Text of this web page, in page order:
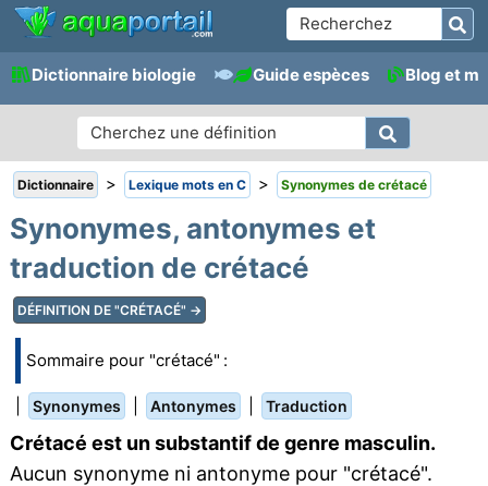
Dictionnaire biologie Guide espèces Blog et
Dictionnaire > Lexique mots en C > Synonymes de crétacé
Synonymes, antonymes et
traduction de crétacé
DÉFINITION DE "CRÉTACÉ" →
Sommaire pour "crétacé" :
Synonymes Antonymes Traduction
Crétacé est un substantif de genre masculin.
Aucun synonyme ni antonyme pour "crétacé".